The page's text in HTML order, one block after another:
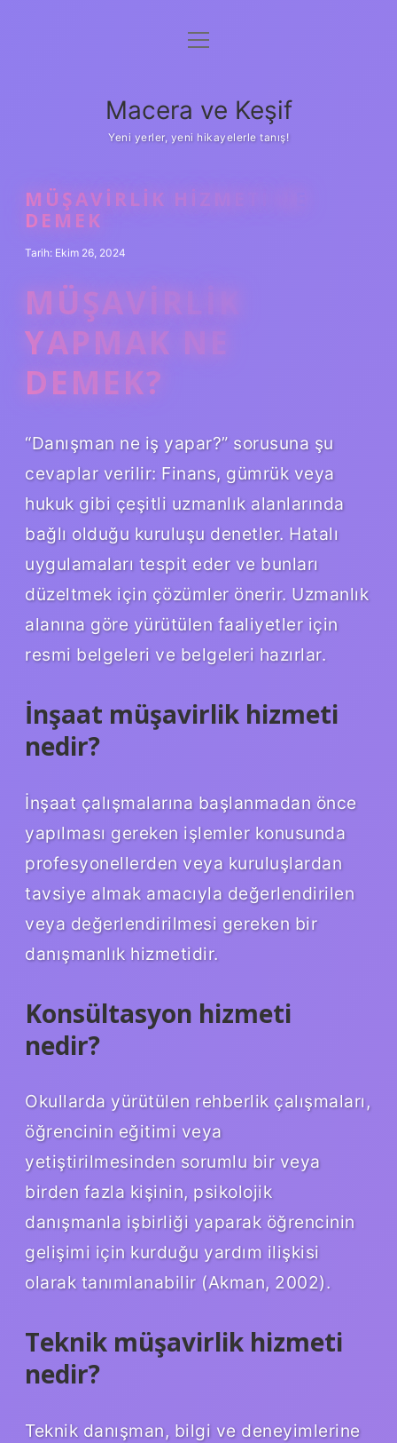
Anasayfa
Yasal Uyarı
menüyü
Macera ve Keşif
Yeni yerler, yeni hikayelerle tanış!
MÜŞAVIRLIK HIZMETI NE
DEMEK
Tarih: Ekim 26, 2024
MÜŞAVIRLIK
YAPMAK NE
DEMEK?
“Danışman ne iş yapar?” sorusuna şu
cevaplar verilir: Finans, gümrük veya
hukuk gibi çeşitli uzmanlık alanlarında
bağlı olduğu kuruluşu denetler. Hatalı
uygulamaları tespit eder ve bunları
düzeltmek için çözümler önerir. Uzmanlık
alanına göre yürütülen faaliyetler için
resmi belgeleri ve belgeleri hazırlar.
İnşaat müşavirlik hizmeti
nedir?
İnşaat çalışmalarına başlanmadan önce
yapılması gereken işlemler konusunda
profesyonellerden veya kuruluşlardan
tavsiye almak amacıyla değerlendirilen
veya değerlendirilmesi gereken bir
danışmanlık hizmetidir.
Konsültasyon hizmeti
nedir?
Okullarda yürütülen rehberlik çalışmaları,
öğrencinin eğitimi veya
yetiştirilmesinden sorumlu bir veya
birden fazla kişinin, psikolojik
danışmanla işbirliği yaparak öğrencinin
gelişimi için kurduğu yardım ilişkisi
olarak tanımlanabilir (Akman, 2002).
Teknik müşavirlik hizmeti
nedir?
Teknik danışman, bilgi ve deneyimlerine